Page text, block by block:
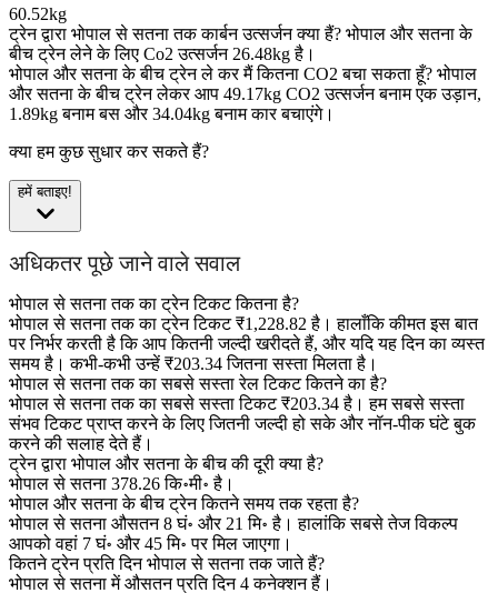
60.52kg
ट्रेन द्वारा भोपाल से सतना तक कार्बन उत्सर्जन क्या हैं? भोपाल और सतना के
बीच ट्रेन लेने के लिए Co2 उत्सर्जन 26.48kg है।
भोपाल और सतना के बीच ट्रेन ले कर मैं कितना CO2 बचा सकता हूँ? भोपाल
और सतना के बीच ट्रेन लेकर आप 49.17kg CO2 उत्सर्जन बनाम एक उड़ान,
1.89kg बनाम बस और 34.04kg बनाम कार बचाएंगे।
क्या हम कुछ सुधार कर सकते हैं?
हमें बताइए!
अधिकतर पूछे जाने वाले सवाल
भोपाल से सतना तक का ट्रेन टिकट कितना है?
भोपाल से सतना तक का ट्रेन टिकट ₹1,228.82 है। हालाँकि कीमत इस बात
पर निर्भर करती है कि आप कितनी जल्दी खरीदते हैं, और यदि यह दिन का व्यस्त
समय है। कभी-कभी उन्हें ₹203.34 जितना सस्ता मिलता है।
भोपाल से सतना तक का सबसे सस्ता रेल टिकट कितने का है?
भोपाल से सतना तक का सबसे सस्ता टिकट ₹203.34 है। हम सबसे सस्ता
संभव टिकट प्राप्त करने के लिए जितनी जल्दी हो सके और नॉन-पीक घंटे बुक
करने की सलाह देते हैं।
ट्रेन द्वारा भोपाल और सतना के बीच की दूरी क्या है?
भोपाल से सतना 378.26 कि॰मी॰ है।
भोपाल और सतना के बीच ट्रेन कितने समय तक रहता है?
भोपाल से सतना औसतन 8 घं॰ और 21 मि॰ है। हालांकि सबसे तेज विकल्प
आपको वहां 7 घं॰ और 45 मि॰ पर मिल जाएगा।
कितने ट्रेन प्रति दिन भोपाल से सतना तक जाते हैं?
भोपाल से सतना में औसतन प्रति दिन 4 कनेक्शन हैं।